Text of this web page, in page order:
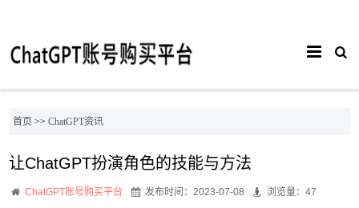
首页 >>ChatGPT资讯
让ChatGPT扮演角色的技能与方法
ChatGPT账号购买平台 发布时间：2023-07-08 浏览量：47